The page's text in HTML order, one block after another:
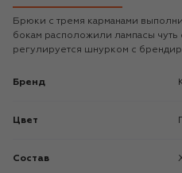
Брюки с тремя карманами
бокам расположили лампасы
регулируется шнурком с
Бренд
Цвет
Состав